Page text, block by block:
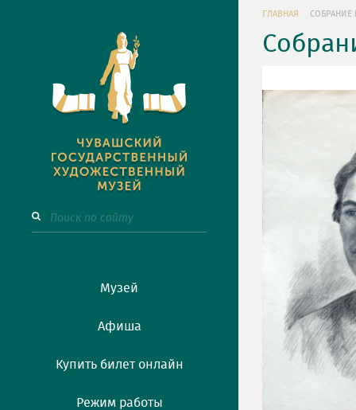
Музей
Афиша
Купить билет онлайн
Режим работы
ГЛАВНАЯ СОБРАНИЕ